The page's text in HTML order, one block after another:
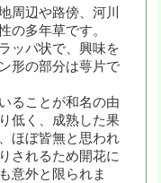
周辺や路傍、河川
の多年草です。
ッパ状で、興味を
形の部分は萼片で
ることが和名の由
低く、成熟した果
ほぼ皆無と思われ
されるため開花に
意外と限られま